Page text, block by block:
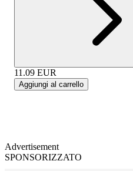
11.09 EUR
Aggiungi al carrello
Advertisement
SPONSORIZZATO